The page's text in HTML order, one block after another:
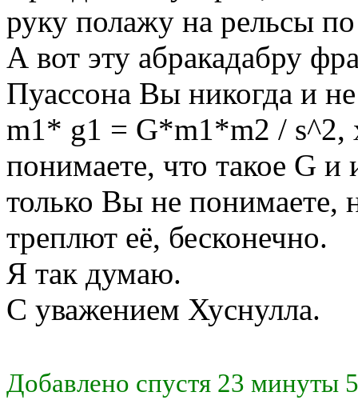
руку полажу на рельсы
А вот эту абракадабру
Пуассона Вы никогда и
m1* g1 = G*m1*m2 / s^2,
понимаете, что такое G и
только Вы не понимаете,
треплют её, бесконечно.
Я так думаю.
С уважением Хуснулла.
Добавлено спустя 23 минуты